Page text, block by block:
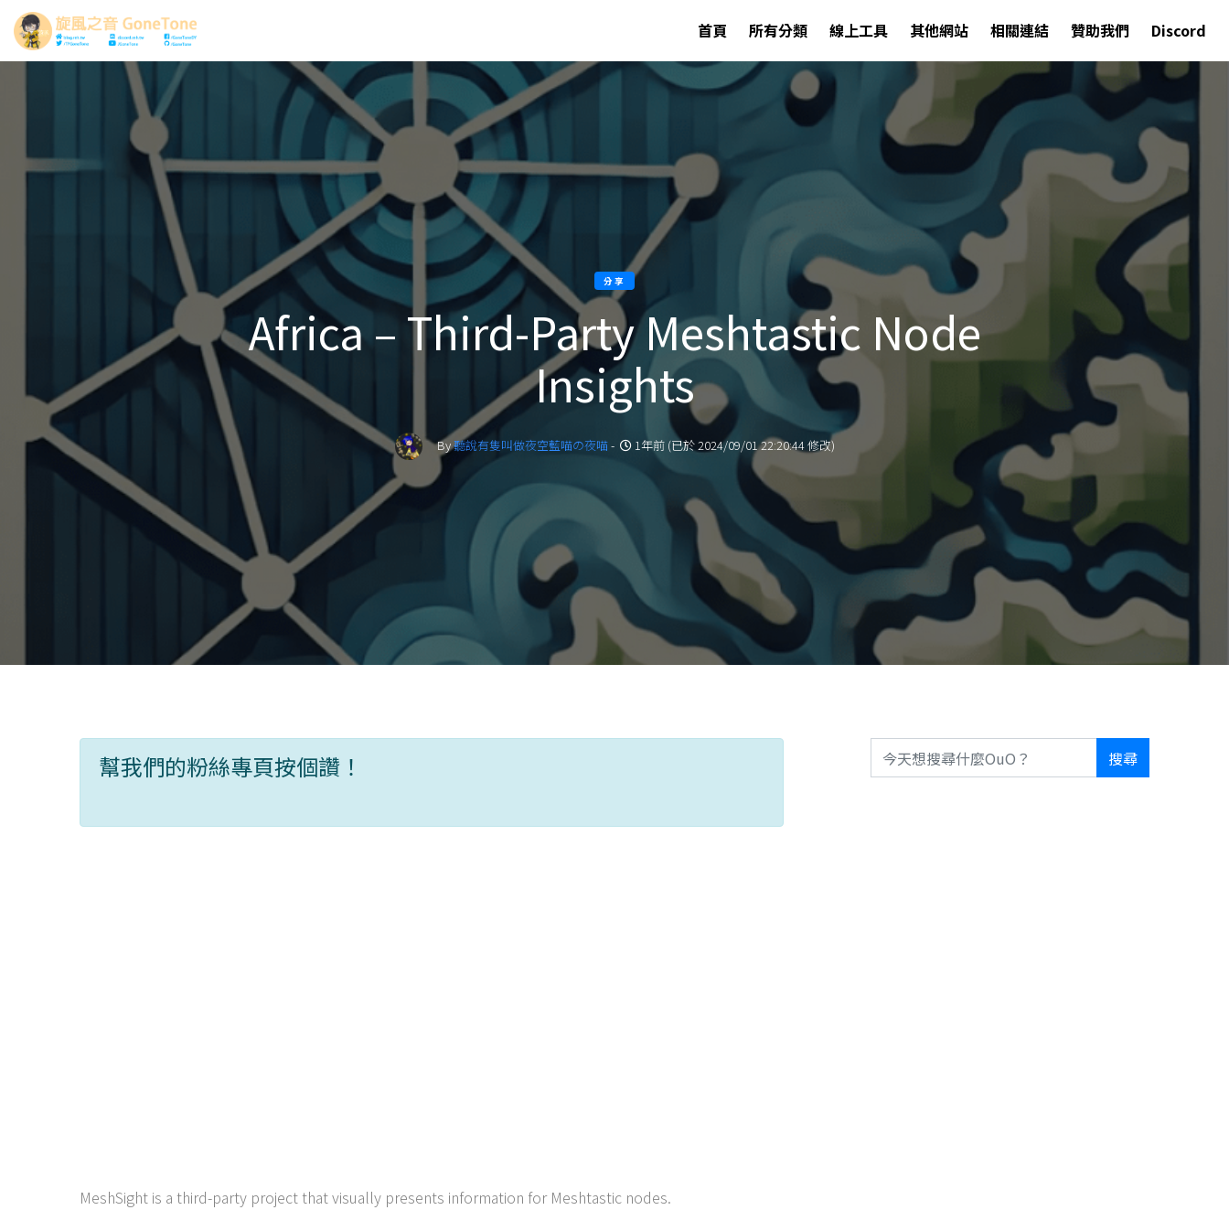
首頁 所有分類 線上工具 其他網站 相關連結 贊助我們 Discord
分享
Africa – Third-Party Meshtastic Node
Insights
By聽說有隻叫做夜空藍喵の夜喵- 1年前 (已於 2024/09/01 22:20:44 修改)
幫我們的粉絲專頁按個讚！
MeshSight is a third-party project that visually presents information for Meshtastic nodes.
搜尋